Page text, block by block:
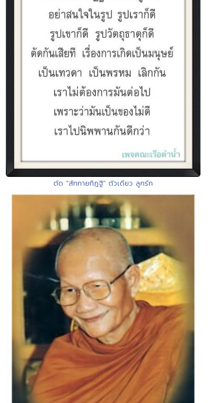
ตัด "สักกายทิฎฐิ" ตัวเดียว ลูกรัก